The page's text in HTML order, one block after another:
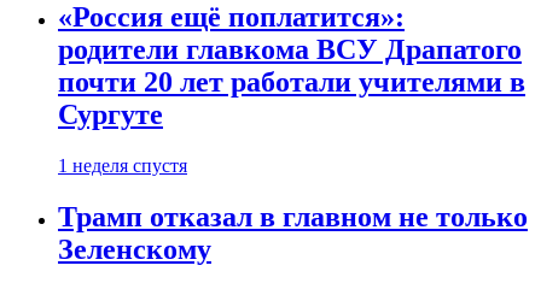
«Россия ещё поплатится»:
родители главкома ВСУ Драпатого
почти 20 лет работали учителями в
Сургуте
1 неделя спустя
Трамп отказал в главном не только
Зеленскому